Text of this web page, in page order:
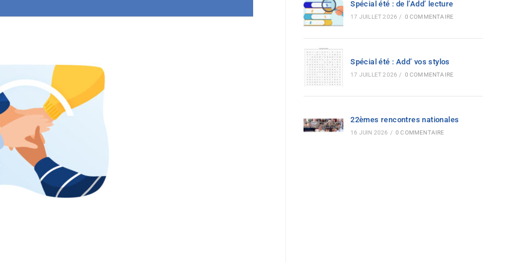
Spécial été : de l’Add’ lecture
17 JUILLET 2026 / 0 COMMENTAIRE
Spécial été : Add’ vos stylos
17 JUILLET 2026 / 0 COMMENTAIRE
22èmes rencontres nationales
16 JUIN 2026 / 0 COMMENTAIRE